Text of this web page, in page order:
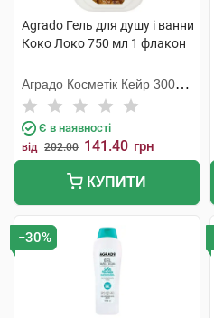
Agrado Гель для душу і ванни
Коко Локо 750 мл 1 флакон
Аградо Косметік Кейр 3000
С.Л.У.
Є в наявності
від 202.00 141.40 грн
КУПИТИ
−30%